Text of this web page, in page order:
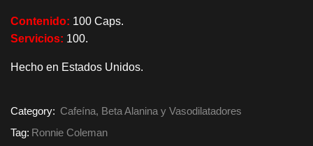
Contenido: 100 Caps.
Servicios: 100.
Hecho en Estados Unidos.
Category: Cafeína, Beta Alanina y Vasodilatadores
Tag: Ronnie Coleman